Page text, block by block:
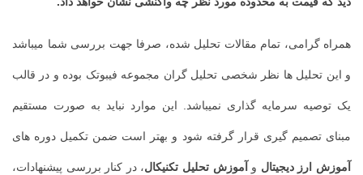
همراه گرامی، تمام مقالات تحلیل شده، صرفا جهت بررسی شما میباشد
و این تحلیل ها نظر شخصی تحلیل گران مجموعه فیبوتک بوده و در قالب
یک توصیه سرمایه گذاری نمیباشد. این موارد نباید به صورت مستقیم
مبنای تصمیم گیری قرار گرفته شود و بهتر است ضمن تکمیل دوره های
آموزش ارز دیجیتال و آموزش تحلیل تکنیکال، در کنار بررسی پیشنهادات،